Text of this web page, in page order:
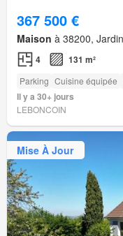
367 500 €
Maison à 38200,
4 131 m²
Parking Cuisine équipée
Il y a 30+ jours
LEBONCOIN
Mise À Jour